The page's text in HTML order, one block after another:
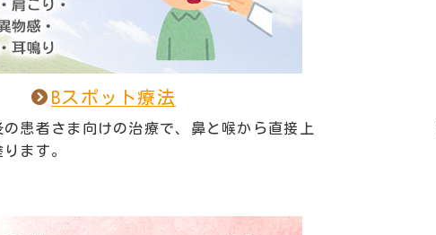
Bスポット療法
の患者さま向けの治療で、鼻と喉から直接上
ます。